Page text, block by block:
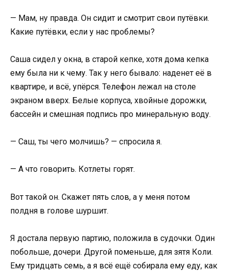
— Мам, ну правда. Он сидит и смотрит свои путёвки.
Какие путёвки, если у нас проблемы?
Саша сидел у окна, в старой кепке, хотя дома кепка
ему была ни к чему. Так у него бывало: наденет её в
квартире, и всё, упёрся. Телефон лежал на столе
экраном вверх. Белые корпуса, хвойные дорожки,
бассейн и смешная подпись про минеральную воду.
— Саш, ты чего молчишь? — спросила я.
— А что говорить. Котлеты горят.
Вот такой он. Скажет пять слов, а у меня потом
полдня в голове шуршит.
Я достала первую партию, положила в судочки. Один
побольше, дочери. Другой поменьше, для зятя Коли.
Ему тридцать семь, а я всё ещё собирала ему еду, как